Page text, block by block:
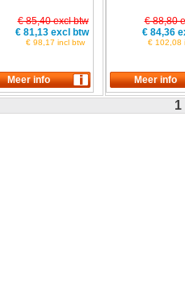
€ 85,40 excl btw
€ 81,13 excl btw
€ 98,17 incl btw
€ 88,80
€ 84,36
€ 102,08
1